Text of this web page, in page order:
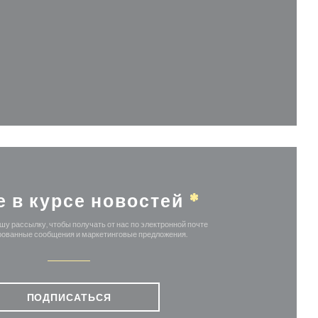
окне))
в курсе новостей *
рассылку, чтобы получать от нас по электронной почте
сообщения и маркетинговые предложения.
ПОДПИСАТЬСЯ